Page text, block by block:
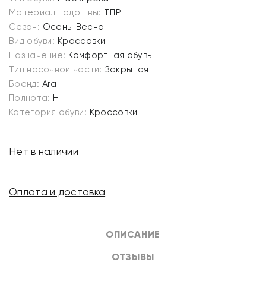
ОПИСАНИЕ
ОТЗЫВЫ
Материал подошвы: ТПР
Сезон: Осень-Весна
Вид обуви: Кроссовки
Назначение: Комфортная обувь
Тип носочной части: Закрытая
Бренд: Ara
Полнота: H
Категория обуви: Кроссовки
Нет в наличии
Оплата и доставка